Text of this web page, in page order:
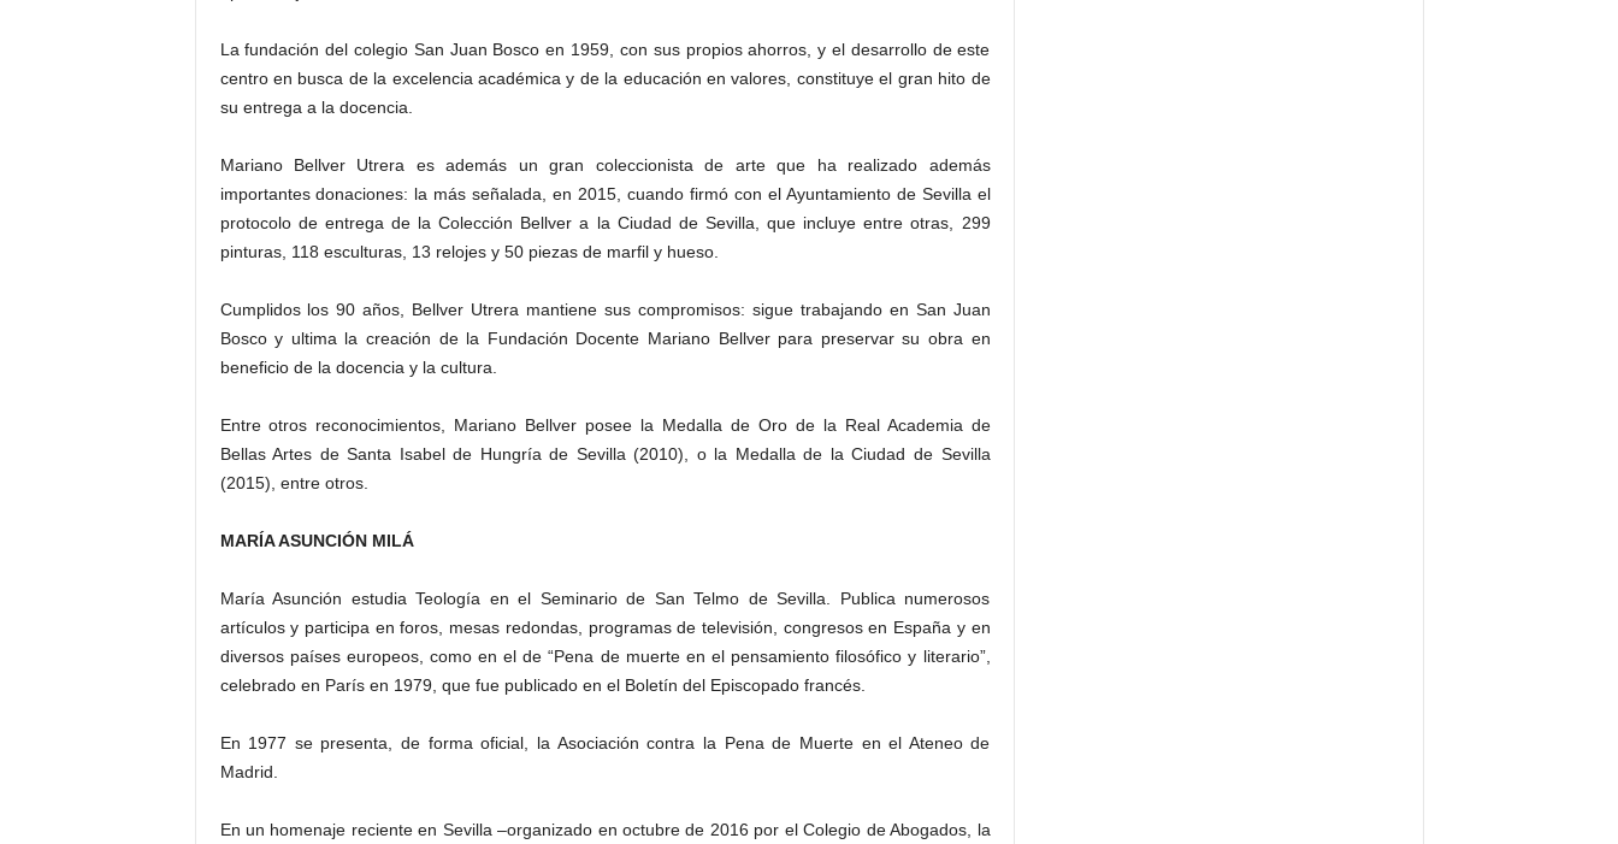
La fundación del colegio San Juan Bosco en 1959, con sus propios ahorros, y el desarrollo de este
centro en busca de la excelencia académica y de la educación en valores, constituye el gran hito de
su entrega a la docencia.
Mariano Bellver Utrera es además un gran coleccionista de arte que ha realizado además
importantes donaciones: la más señalada, en 2015, cuando firmó con el Ayuntamiento de Sevilla el
protocolo de entrega de la Colección Bellver a la Ciudad de Sevilla, que incluye entre otras, 299
pinturas, 118 esculturas, 13 relojes y 50 piezas de marfil y hueso.
Cumplidos los 90 años, Bellver Utrera mantiene sus compromisos: sigue trabajando en San Juan
Bosco y ultima la creación de la Fundación Docente Mariano Bellver para preservar su obra en
beneficio de la docencia y la cultura.
Entre otros reconocimientos, Mariano Bellver posee la Medalla de Oro de la Real Academia de
Bellas Artes de Santa Isabel de Hungría de Sevilla (2010), o la Medalla de la Ciudad de Sevilla
(2015), entre otros.
MARÍA ASUNCIÓN MILÁ
María Asunción estudia Teología en el Seminario de San Telmo de Sevilla. Publica numerosos
artículos y participa en foros, mesas redondas, programas de televisión, congresos en España y en
diversos países europeos, como en el de “Pena de muerte en el pensamiento filosófico y literario”,
celebrado en París en 1979, que fue publicado en el Boletín del Episcopado francés.
En 1977 se presenta, de forma oficial, la Asociación contra la Pena de Muerte en el Ateneo de
Madrid.
En un homenaje reciente en Sevilla –organizado en octubre de 2016 por el Colegio de Abogados, la